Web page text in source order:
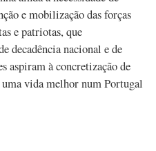
e mobilização das forças
e patriotas, que
decadência nacional e de
aspiram à concretização de
vida melhor num Portugal